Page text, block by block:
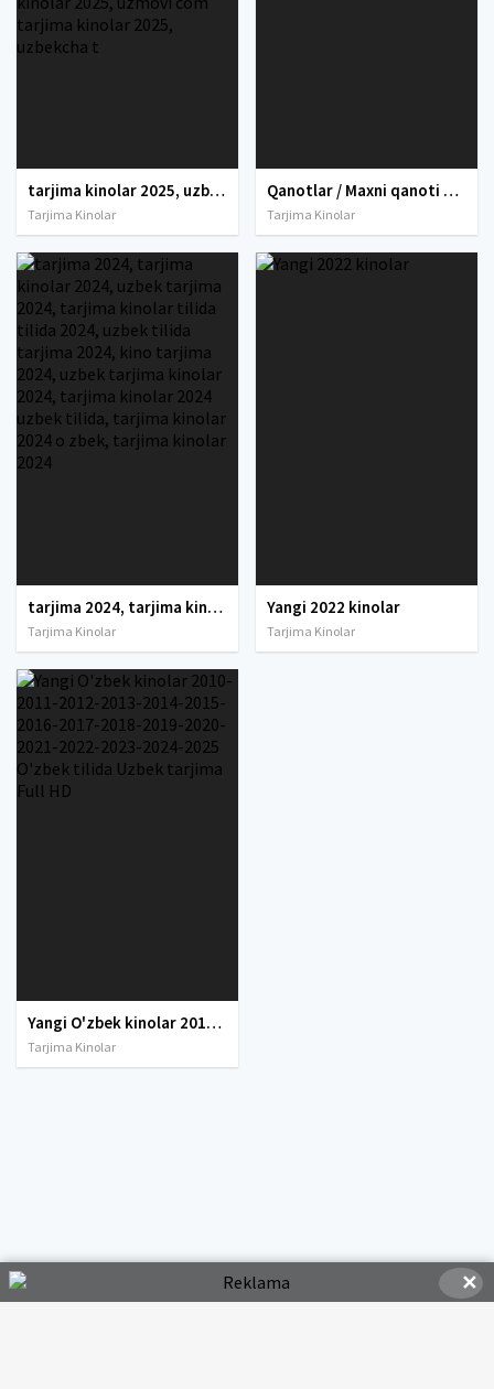
tarjima kinolar 2025, uzbek tarjima kinolar 2025, tarjima kinolar uzbek tilida 2025, tarjima kinolar o zbek 2025, tarjima kinolar o zbek tilida 2025, yangi tarjima kinolar 2025, uzmovi tarjima kinolar 2025, uzmovi com tarjima kinolar 2025, uzbekcha t
Tarjima Kinolar
Qanotlar / Maxni qanoti Multfilm Uzbek tilida tarjima 2014 Full HD O'zbek tilida tas-ix skachat
Tarjima Kinolar
tarjima 2024, tarjima kinolar 2024, uzbek tarjima 2024, tarjima kinolar tilida tilida 2024, uzbek tilida tarjima 2024, kino tarjima 2024, uzbek tarjima kinolar 2024, tarjima kinolar 2024 uzbek tilida, tarjima kinolar 2024 o zbek, tarjima kinolar 2024
Tarjima Kinolar
Yangi 2022 kinolar
Tarjima Kinolar
Yangi O'zbek kinolar 2010-2011-2012-2013-2014-2015-2016-2017-2018-2019-2020-2021-2022-2023-2024-2025 O'zbek tilida Uzbek tarjima Full HD
Tarjima Kinolar
✕